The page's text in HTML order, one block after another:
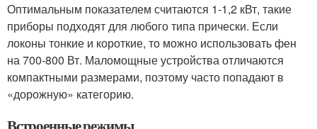
Оптимальным показателем считаются 1-1,2 кВт, такие
приборы подходят для любого типа прически. Если
локоны тонкие и короткие, то можно использовать фен
на 700-800 Вт. Маломощные устройства отличаются
компактными размерами, поэтому часто попадают в
«дорожную» категорию.